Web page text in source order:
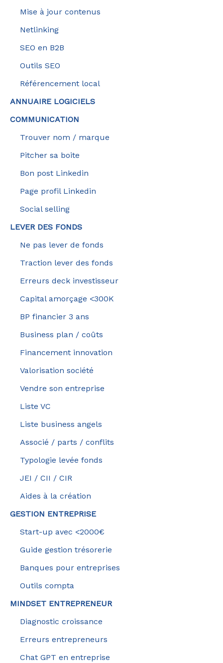
Mise à jour contenus
Netlinking
SEO en B2B
Outils SEO
Référencement local
ANNUAIRE LOGICIELS
COMMUNICATION
Trouver nom / marque
Pitcher sa boite
Bon post Linkedin
Page profil Linkedin
Social selling
LEVER DES FONDS
Ne pas lever de fonds
Traction lever des fonds
Erreurs deck investisseur
Capital amorçage <300K
BP financier 3 ans
Business plan / coûts
Financement innovation
Valorisation société
Vendre son entreprise
Liste VC
Liste business angels
Associé / parts / conflits
Typologie levée fonds
JEI / CII / CIR
Aides à la création
GESTION ENTREPRISE
Start-up avec <2000€
Guide gestion trésorerie
Banques pour entreprises
Outils compta
MINDSET ENTREPRENEUR
Diagnostic croissance
Erreurs entrepreneurs
Chat GPT en entreprise